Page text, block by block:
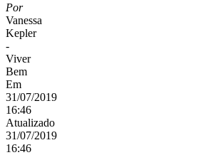
Por
Vanessa
Kepler
-
Viver
Bem
Em
31/07/2019
16:46
Atualizado
31/07/2019
16:46